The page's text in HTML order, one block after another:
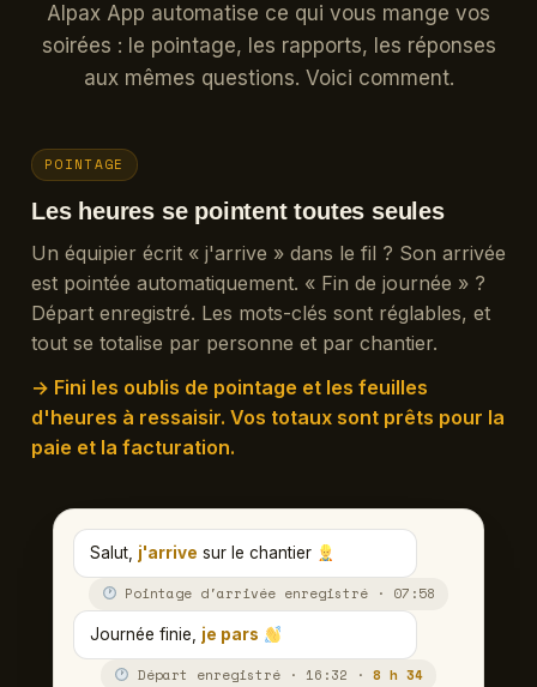
Alpax App automatise ce qui vous mange vos
soirées : le pointage, les rapports, les réponses
aux mêmes questions. Voici comment.
POINTAGE
Les heures se pointent toutes seules
Un équipier écrit « j'arrive » dans le fil ? Son arrivée
est pointée automatiquement. « Fin de journée » ?
Départ enregistré. Les mots-clés sont réglables, et
tout se totalise par personne et par chantier.
→ Fini les oublis de pointage et les feuilles
d'heures à ressaisir. Vos totaux sont prêts pour la
paie et la facturation.
Salut, j'arrive sur le chantier
Pointage d'arrivée enregistré · 07:58
Journée finie, je pars
Départ enregistré · 16:32 · 8 h 34